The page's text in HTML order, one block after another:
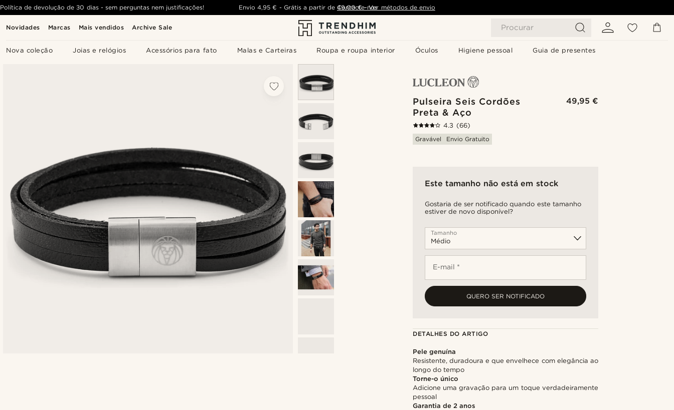
Novidades Marcas Mais vendidos Archive Sale Procurar
Nova coleção Joias e relógios Acessórios para fato Malas e Carteiras Roupa e roupa interior Óculos Higiene pessoal Guia de presentes
Política de devolução de 30 dias - sem perguntas nem justificações! Envio 4,95 € - Grátis a partir de 49,00 € - Ver métodos de envio
Contacte-nos
Pulseira Seis Cordões
Preta & Aço
49,95 €
4.3 (66)
Gravável
Envio Gratuito
Este tamanho não está em stock
Gostaria de ser notificado quando este tamanho
estiver de novo disponível?
Tamanho
E-mail *
QUERO SER NOTIFICADO
DETALHES DO ARTIGO
Pele genuína
Resistente, duradoura e que envelhece com elegância ao
longo do tempo
Torne-o único
Adicione uma gravação para um toque verdadeiramente
pessoal
Garantia de 2 anos